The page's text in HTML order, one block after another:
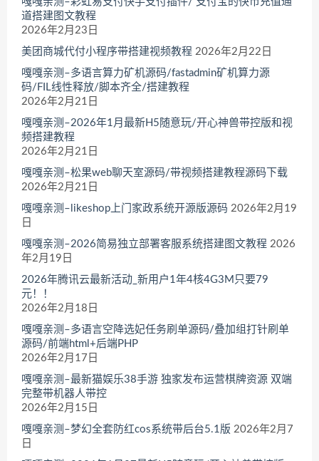
道搭建图文教程
2026年2月23日
美团商城代付小程序带搭建视频教程 2026年2月22日
嘎嘎亲测–多语言算力矿机源码/fastadmin矿机算力源
码/FIL线性释放/脚本齐全/搭建教程
2026年2月21日
嘎嘎亲测–2026年1月最新H5随意玩/开心神兽带控版和视
频搭建教程
2026年2月21日
嘎嘎亲测–松果web聊天室源码/带视频搭建教程源码下载
2026年2月21日
嘎嘎亲测–likeshop上门家政系统开源版源码 2026年2月19
日
嘎嘎亲测–2026简易独立部署客服系统搭建图文教程 2026
年2月19日
2026年腾讯云最新活动_新用户1年4核4G3M只要79
元！！
2026年2月18日
嘎嘎亲测–多语言空降选妃任务刷单源码/叠加组打针刷单
源码/前端html+后端PHP
2026年2月17日
嘎嘎亲测–最新猫娱乐38手游 独家发布运营棋牌资源 双端
完整带机器人带控
2026年2月15日
嘎嘎亲测–梦幻全套防红cos系统带后台5.1版 2026年2月7
日